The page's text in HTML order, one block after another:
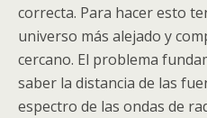
correcta. Para hacer esto
universo más alejado y
cercano. El problema
saber la distancia de las
espectro de las ondas de